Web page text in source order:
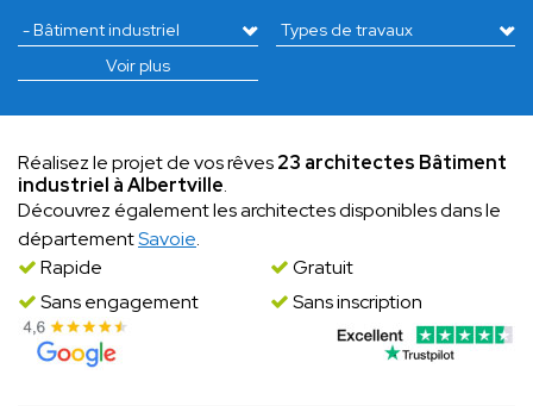
Voir plus
Réalisez le projet de vos rêves23 architectes Bâtiment
industriel à Albertville.
Découvrez également les architectes disponibles dans le
départementSavoie.
Rapide
Gratuit
Sans engagement
Sans inscription